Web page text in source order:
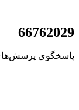
66762029
پاسخگوی